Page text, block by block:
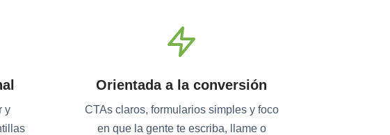
y
Orientada a la conversión
CTAs claros, formularios simples y foco
en que la gente te escriba, llame o